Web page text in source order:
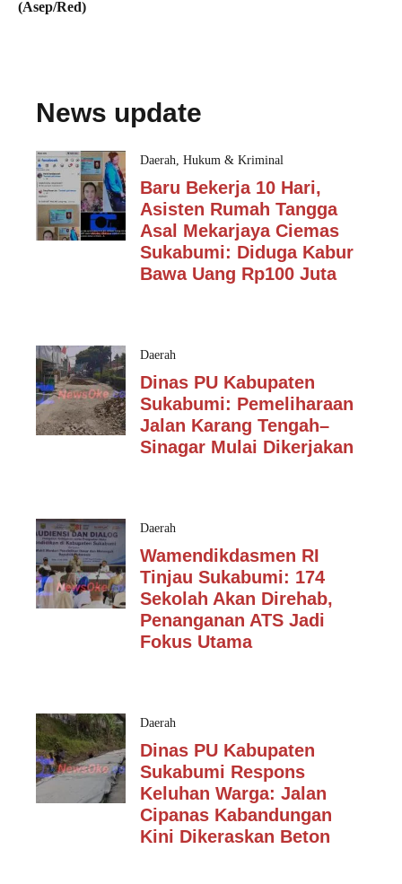
(Asep/Red)
News update
Daerah, Hukum & Kriminal
Baru Bekerja 10 Hari,
Asisten Rumah Tangga
Asal Mekarjaya Ciemas
Sukabumi: Diduga Kabur
Bawa Uang Rp100 Juta
Daerah
Dinas PU Kabupaten
Sukabumi: Pemeliharaan
Jalan Karang Tengah–
Sinagar Mulai Dikerjakan
Daerah
Wamendikdasmen RI
Tinjau Sukabumi: 174
Sekolah Akan Direhab,
Penanganan ATS Jadi
Fokus Utama
Daerah
Dinas PU Kabupaten
Sukabumi Respons
Keluhan Warga: Jalan
Cipanas Kabandungan
Kini Dikeraskan Beton